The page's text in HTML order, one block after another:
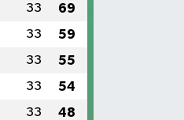
33 69
33 59
33 55
33 54
33 48